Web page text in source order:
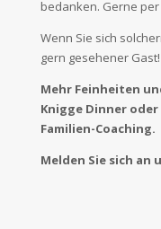
bedanken. Gerne
Wenn Sie sich
gern gesehener Gast!
Mehr Feinheiten
Knigge Dinner
Familien-Coaching.
Melden Sie sich an